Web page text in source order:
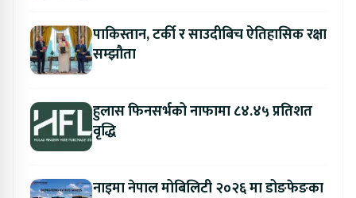
पाकिस्तान, टर्की र साउदीबिच ऐतिहासिक रक्षा
सम्झौता
हुलास फिनसर्भको नाफामा ८४.४५ प्रतिशत
वृद्धि
नाइमा नेपाल मोबिलिटी २०२६ मा डोङफेङका